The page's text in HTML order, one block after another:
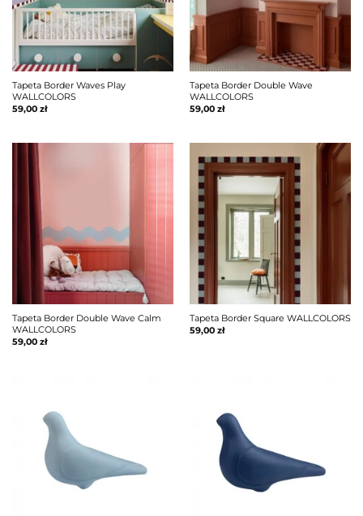
Tapeta Border Waves Play
WALLCOLORS
59,00 zł
Tapeta Border Double Wave
WALLCOLORS
59,00 zł
Tapeta Border Double Wave Calm
WALLCOLORS
59,00 zł
Tapeta Border Square WALLCOLORS
59,00 zł